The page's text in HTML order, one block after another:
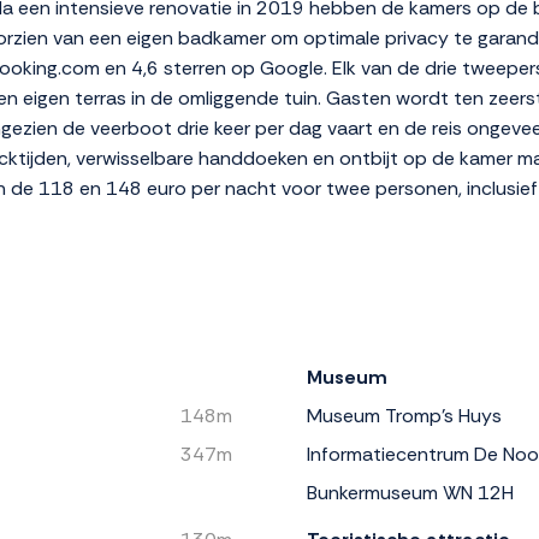
een intensieve renovatie in 2019 hebben de kamers op
van een eigen badkamer om optimale privacy te
en 4,6 sterren op Google. Elk van de drie
eigen terras in de omliggende tuin. Gasten wordt ten
de veerboot drie keer per dag vaart en de reis
verwisselbare handdoeken en ontbijt op de kamer
de 118 en 148 euro per nacht voor twee personen,
148m
347m
Museum
Museum Tromp's Huys
Informatiecentrum De
Bunkermuseum WN 12H